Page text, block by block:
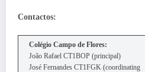
Contactos:
Colégio Campo de Flores:
João Rafael CT1BOP (principal)
José Fernandes CT1FGK (coordinating